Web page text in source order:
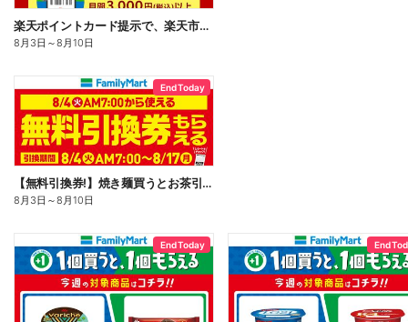
楽天ポイントカード提示で、楽天市場でのお買い物がおトクに!
8月3日 ～8月10日
End Today
【無料引換券!】焼き麺買うとお茶引換券貰える!
8月3日 ～8月10日
End Today End